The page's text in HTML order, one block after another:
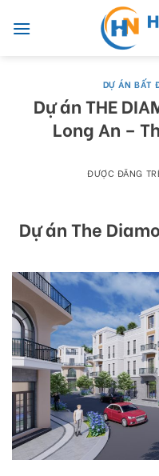
DỰ ÁN BẤT
Dự án THE
Long An –
ĐƯỢC ĐĂNG
Dự án The